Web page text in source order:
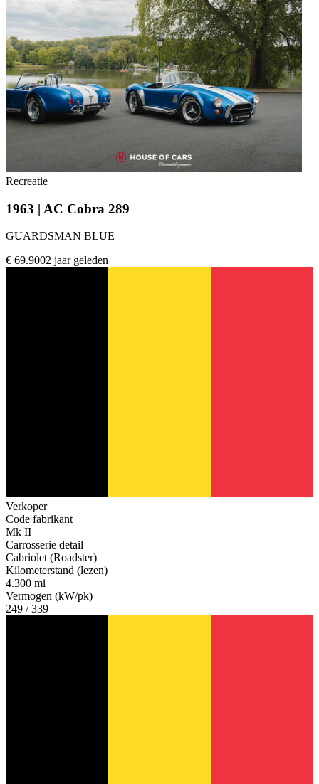
Recreatie
1963 | AC Cobra 289
GUARDSMAN BLUE
€ 69.9002 jaar geleden
Verkoper
Code fabrikant
Mk II
Carrosserie detail
Cabriolet (Roadster)
Kilometerstand (lezen)
4.300 mi
Vermogen (kW/pk)
249 / 339